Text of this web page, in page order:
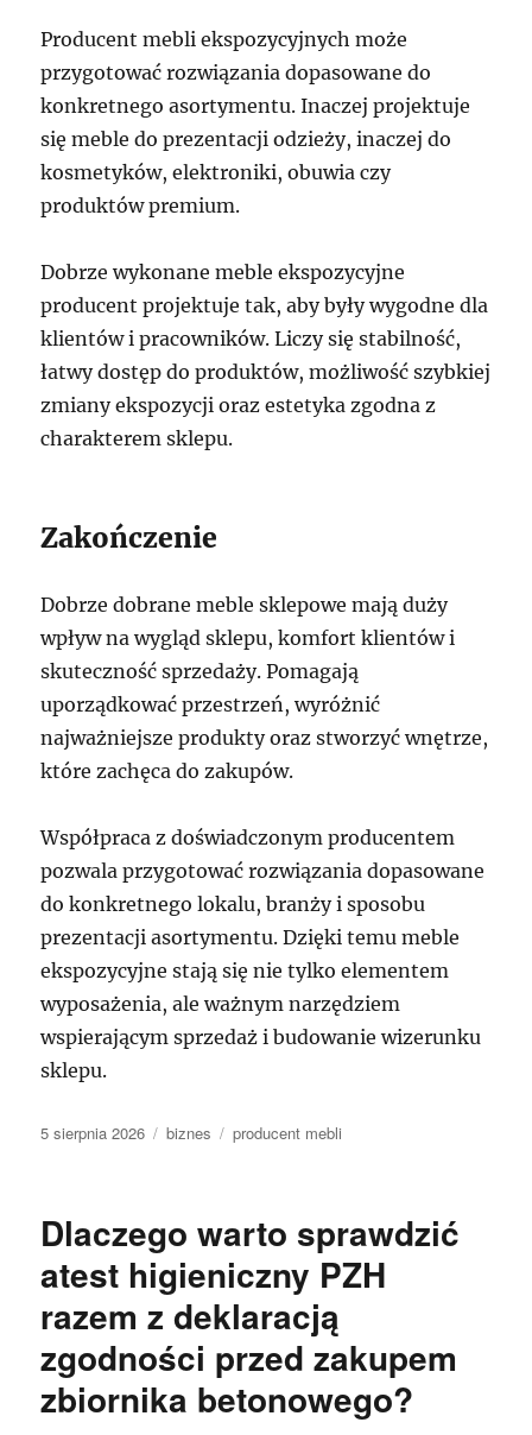
Producent mebli ekspozycyjnych może
przygotować rozwiązania dopasowane do
konkretnego asortymentu. Inaczej projektuje
się meble do prezentacji odzieży, inaczej do
kosmetyków, elektroniki, obuwia czy
produktów premium.
Dobrze wykonane meble ekspozycyjne
producent projektuje tak, aby były wygodne dla
klientów i pracowników. Liczy się stabilność,
łatwy dostęp do produktów, możliwość szybkiej
zmiany ekspozycji oraz estetyka zgodna z
charakterem sklepu.
Zakończenie
Dobrze dobrane meble sklepowe mają duży
wpływ na wygląd sklepu, komfort klientów i
skuteczność sprzedaży. Pomagają
uporządkować przestrzeń, wyróżnić
najważniejsze produkty oraz stworzyć wnętrze,
które zachęca do zakupów.
Współpraca z doświadczonym producentem
pozwala przygotować rozwiązania dopasowane
do konkretnego lokalu, branży i sposobu
prezentacji asortymentu. Dzięki temu meble
ekspozycyjne stają się nie tylko elementem
wyposażenia, ale ważnym narzędziem
wspierającym sprzedaż i budowanie wizerunku
sklepu.
Data
5 sierpnia 2026 Kategorie
biznes Tagi
producent mebli
Dlaczego warto sprawdzić
atest higieniczny PZH
razem z deklaracją
zgodności przed zakupem
zbiornika betonowego?